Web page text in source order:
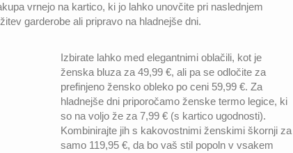
vrnejo na kartico, ki jo lahko unovčite pri naslednjem
garderobe ali pripravo na hladnejše dni.
Izbirate lahko med elegantnimi oblačili, kot je
ženska bluza za 49,99 €, ali pa se odločite za
prefinjeno žensko obleko po ceni 59,99 €. Za
hladnejše dni priporočamo ženske termo legice, ki
so na voljo že za 7,99 € (s kartico ugodnosti).
Kombinirajte jih s kakovostnimi ženskimi škornji za
samo 119,95 €, da bo vaš stil popoln v vsakem